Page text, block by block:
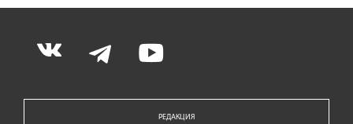
РЕДАКЦИЯ